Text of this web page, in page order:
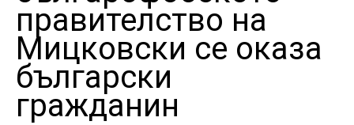
правителство на
Мицковски се оказа
български
гражданин